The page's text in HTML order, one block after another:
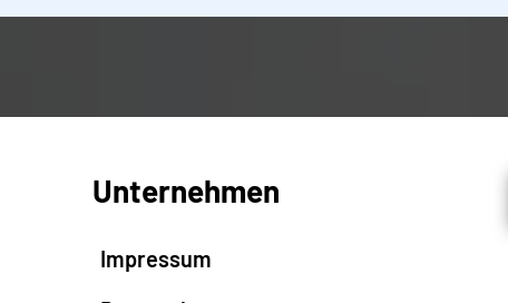
Unternehmen
Impressum